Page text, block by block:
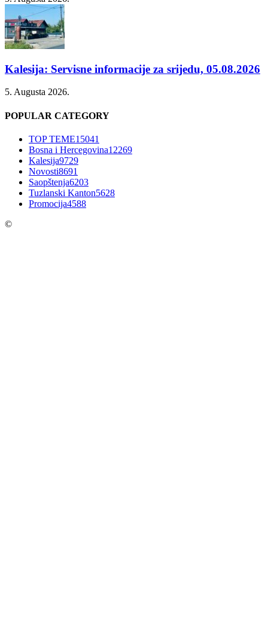
Kalesija: Servisne informacije za srijedu, 05.08.2026
5. Augusta 2026.
POPULAR CATEGORY
TOP TEME15041
Bosna i Hercegovina12269
Kalesija9729
Novosti8691
Saopštenja6203
Tuzlanski Kanton5628
Promocija4588
©